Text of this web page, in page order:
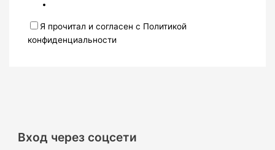
Я прочитал и согласен с Политикой
конфиденциальности
Вход через соцсети